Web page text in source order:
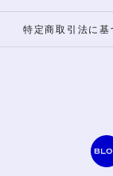
特定商取引法に基